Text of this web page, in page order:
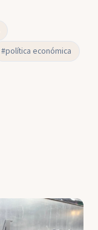
#política económica